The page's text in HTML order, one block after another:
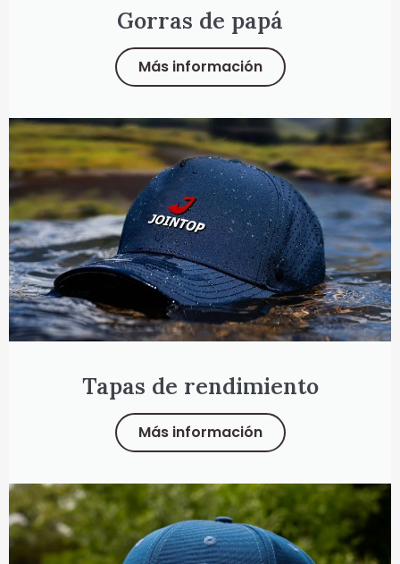
Gorras de papá
Más información
Tapas de rendimiento
Más información